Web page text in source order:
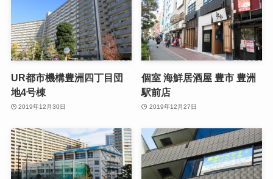
UR都市機構豊洲四丁目団
地4号棟
2019年12月30日
個室 海鮮居酒屋 豊市 豊洲
駅前店
2019年12月27日